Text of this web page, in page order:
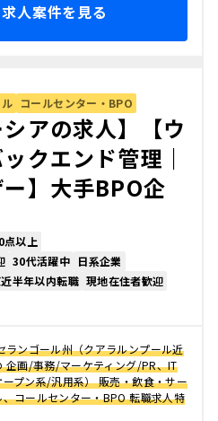
人案件を見る
コールセンター・BPO
シアの求人】【ウ
クエンド管理｜
】大手BPO企
点以上
30代活躍中 日系企業
半年以内転職 現地在住者歓迎
ランゴール州（クアラルンプール近
企画/事務/マーケティング/PR、IT
プン系/汎用系） 販売・飲食・サー
コールセンター・BPO 転職求人特